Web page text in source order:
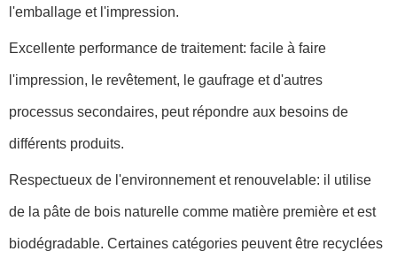
l'emballage et l'impression.
Excellente performance de traitement: facile à faire
l'impression, le revêtement, le gaufrage et d'autres
processus secondaires, peut répondre aux besoins de
différents produits.
Respectueux de l'environnement et renouvelable: il utilise
de la pâte de bois naturelle comme matière première et est
biodégradable. Certaines catégories peuvent être recyclées